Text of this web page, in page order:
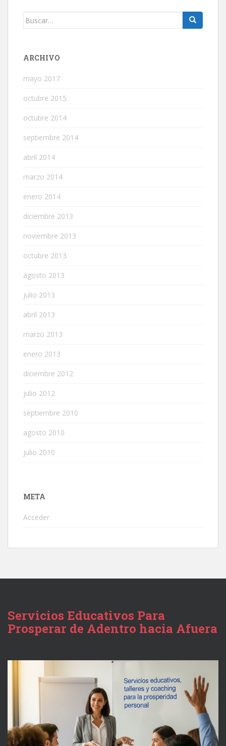
Buscar:
ARCHIVO
mayo 2017
octubre 2015
octubre 2014
septiembre 2014
abril 2014
marzo 2014
enero 2014
diciembre 2013
noviembre 2013
octubre 2013
agosto 2013
julio 2013
abril 2013
marzo 2013
enero 2013
diciembre 2012
julio 2012
septiembre 2010
agosto 2010
julio 2010
META
Acceder
Servicios Educativos Para
Prosperar de Adentro hacia Afuera